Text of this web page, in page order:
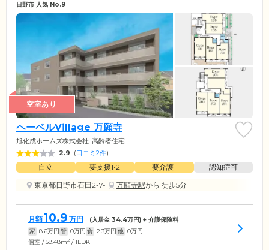
日野市 人気 No.9
空室あり
ヘーベルVillage 万願寺
旭化成ホームズ株式会社 高齢者住宅
2.9 (口コミ2件)
自立 要支援1•2 要介護1
認知症可
東京都日野市石田2-7-1
万願寺駅から 徒歩5分
月額10.9 万円 (入居金 34.4万円) + 介護保険料
家 8.6万円 管 0万円 食 2.3万円 他 0万円
個室 / 59.48m2 / 1LDK